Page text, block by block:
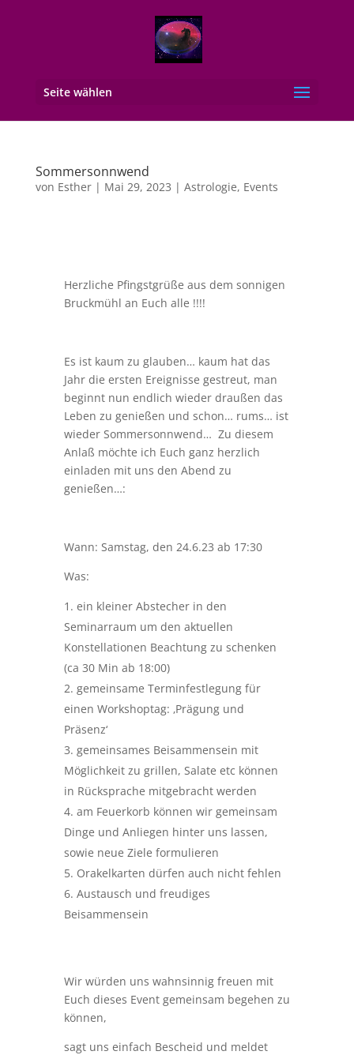
Seite wählen
Sommersonnwend
von Esther| Mai 29, 2023 | Astrologie, Events
Herzliche Pfingstgrüße aus dem sonnigen
Bruckmühl an Euch alle !!!!
Es ist kaum zu glauben… kaum hat das
Jahr die ersten Ereignisse gestreut, man
beginnt nun endlich wieder draußen das
Leben zu genießen und schon… rums… ist
wieder Sommersonnwend… Zu diesem
Anlaß möchte ich Euch ganz herzlich
einladen mit uns den Abend zu
genießen…:
Wann: Samstag, den 24.6.23 ab 17:30
Was:
ein kleiner Abstecher in den
Seminarraum um den aktuellen
Konstellationen Beachtung zu schenken
(ca 30 Min ab 18:00)
gemeinsame Terminfestlegung für
einen Workshoptag: ‚Prägung und
Präsenz‘
gemeinsames Beisammensein mit
Möglichkeit zu grillen, Salate etc können
in Rücksprache mitgebracht werden
am Feuerkorb können wir gemeinsam
Dinge und Anliegen hinter uns lassen,
sowie neue Ziele formulieren
Orakelkarten dürfen auch nicht fehlen
Austausch und freudiges
Beisammensein
Wir würden uns wahnsinnig freuen mit
Euch dieses Event gemeinsam begehen zu
können,
sagt uns einfach Bescheid und meldet